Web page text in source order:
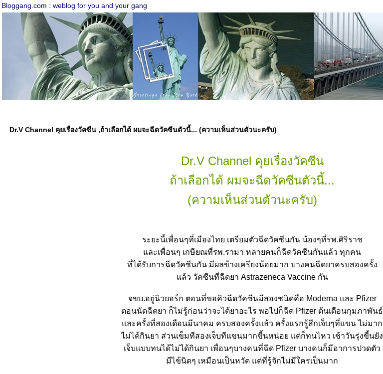
Bloggang.com : weblog for you and your gang
Dr.V Channel คุยเรื่องวัคซีน ,ถ้าเลือกได้ ผมจะฉีดวัคซีนตัวนี้... (ความเห็นส่วนตัวนะครับ)
Dr.V Channel คุยเรื่องวัคซีน
ถ้าเลือกได้ ผมจะฉีดวัคซีนตัวนี้...
(ความเห็นส่วนตัวนะครับ)
ระยะนี้เพื่อนๆที่เมืองไทย เตรียมตัวฉีดวัคซีนกัน น้องๆที่รพ.ศิริราช
ละเพื่อนๆ เกษียณที่รพ.รามา หลายคนก็ฉีดวัคซีนกันแล้ว ทุกคน
ที่ได้รับการฉีดวัคซีนกัน มีผลข้างเครียงน้อยมาก บางคนฉีดยาครบสองครั้ง
ล้ว วัคซีนที่ฉีดยา Astrazeneca Vaccine กัน
จขบ.อยู่นิวยอร์ก ตอนที่ขอคิวฉีดวัคซีนมีสองชนิดคือ Moderna และ Pfizer
ตอนนัดฉีดยา ก็ไม่รู้ก่อนว่าจะได้ยาอะไร พอไปก็ฉีด Pfizer ต้นเดือนกุมภาพันธ์
ละครั้งที่สองเดือนมีนาคม ครบสองครั้งแล้ว ครั้งแรกรู้สีกเจ็บๆที่แขน ไม่มาก
ไม่ได้กินยา ส่วนเข็มทีสองเจ็บทีแขนมากขี้นหน่อย แต่ก็ทนไหว เช้าวันรุ่งขี้นยัง
เจ็บแบบทนได้ไม่ได้กินยา เพื่อนๆบางคนที่ฉีด Pfizer บางคนก็มีอาการปวดตัว
มีไข้นิดๆ เหมือนเป็นหวัด แต่ที่รู้จักไม่มีใครเป็นมาก